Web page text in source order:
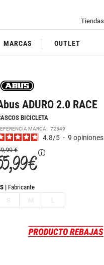
Tiendas
MARCAS OUTLET
ADURO 2.0 RACE
BICICLETA
MARCA:72549
4.8/5 - 9opiniones
€
€
Fabricante
S
M L